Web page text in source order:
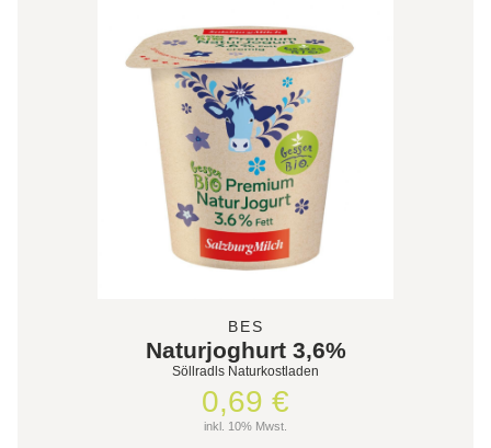
BES
Naturjoghurt 3,6%
Söllradls Naturkostladen
0,69 €
inkl. 10% Mwst.